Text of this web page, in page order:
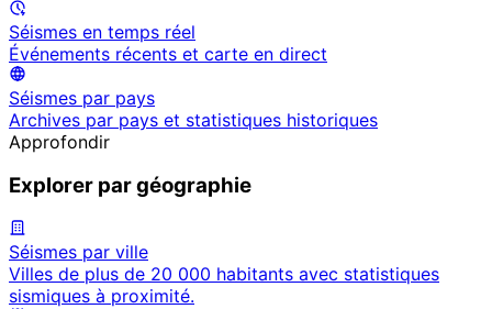
Séismes en temps réel
Événements récents et carte en direct
Séismes par pays
Archives par pays et statistiques historiques
Approfondir
Explorer par géographie
Séismes par ville
Villes de plus de 20 000 habitants avec statistiques
sismiques à proximité.